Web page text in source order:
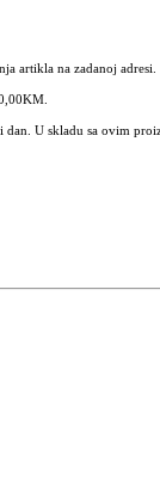
artikla na zadanoj adresi.
U skladu sa ovim